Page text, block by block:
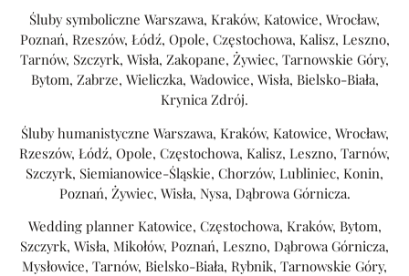
Śluby symboliczne Warszawa, Kraków, Katowice, Wrocław,
Poznań, Rzeszów, Łódź, Opole, Częstochowa, Kalisz, Leszno,
Tarnów, Szczyrk, Wisła, Zakopane, Żywiec, Tarnowskie Góry,
Bytom, Zabrze, Wieliczka, Wadowice, Wisła, Bielsko-Biała,
Krynica Zdrój.
Śluby humanistyczne Warszawa, Kraków, Katowice, Wrocław,
Rzeszów, Łódź, Opole, Częstochowa, Kalisz, Leszno, Tarnów,
Szczyrk, Siemianowice-Śląskie, Chorzów, Lubliniec, Konin,
Poznań, Żywiec, Wisła, Nysa, Dąbrowa Górnicza.
Wedding planner Katowice, Częstochowa, Kraków, Bytom,
Szczyrk, Wisła, Mikołów, Poznań, Leszno, Dąbrowa Górnicza,
Mysłowice, Tarnów, Bielsko-Biała, Rybnik, Tarnowskie Góry,